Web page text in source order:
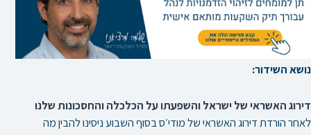
נושא השידור:
דירוג האשראי של ישראל והשפעתו על הכלכלה והחסכונות שלנו
לאחר הורדת דירוג האשראי של מודי׳ס בסוף השבוע ניסינו להבין מה